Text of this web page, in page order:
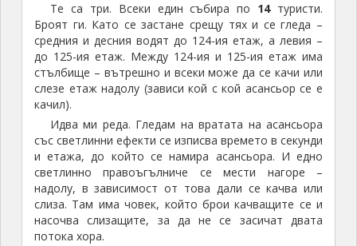
Те са три. Всеки един събира по 14туристи.
Броят ги. Като се застане срещу тях и се гледа –
средния и десния водят до 124-ия етаж, а левия –
до 125-ия етаж. Между 124-ия и 125-ия етаж има
стълбище – вътрешно и всеки може да се качи или
слезе етаж надолу (зависи кой с кой асансьор се е
качил).
Идва ми реда. Гледам на вратата на асансьора
със светлинни ефекти се изписва времето в секунди
и етажа, до който се намира асансьора. И едно
светлинно правоъгълниче се мести нагоре –
надолу, в зависимост от това дали се качва или
слиза. Там има човек, който брои качващите се и
насочва слизащите, за да не се засичат двата
потока хора.